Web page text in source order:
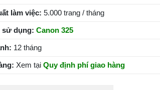
làm việc: 5.000 trang / tháng
sử dụng: Canon 325
12 tháng
Xem tại Quy định phí giao hàng